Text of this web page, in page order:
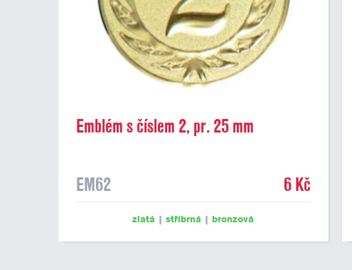
Emblém s číslem 2, pr. 25 mm
EM62 6 Kč
zlatá |stříbrná | bronzová